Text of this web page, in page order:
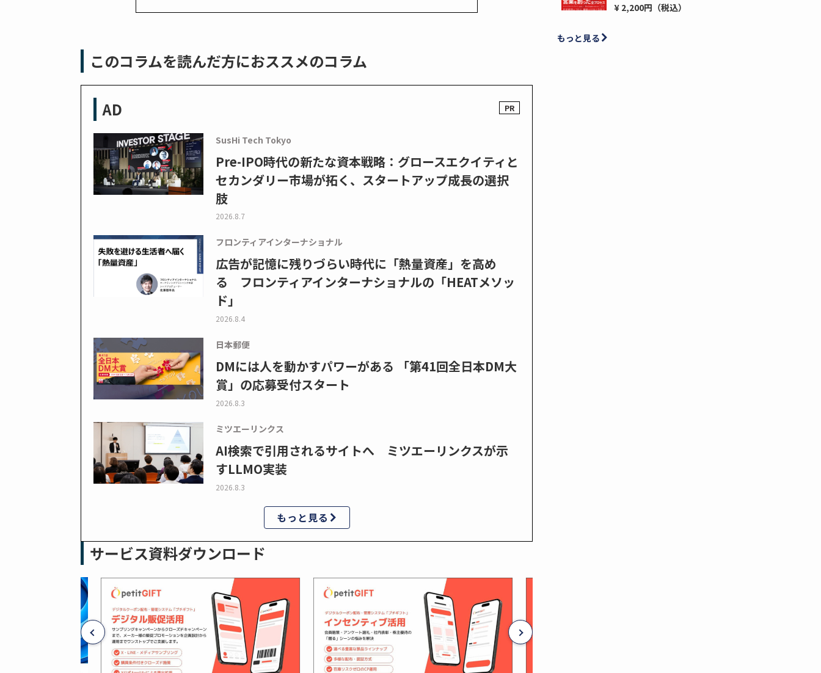
このコラムを読んだ方におススメのコラム
AD
SusHi Tech Tokyo
Pre-IPO時代の新たな資本戦略：グロースエクイティと
セカンダリー市場が拓く、スタートアップ成長の選択
肢
2026.8.7
フロンティアインターナショナル
広告が記憶に残りづらい時代に「熱量資産」を高め
る フロンティアインターナショナルの「HEATメソッ
ド」
2026.8.4
日本郵便
DMには人を動かすパワーがある 「第41回全日本DM大
賞」の応募受付スタート
2026.8.3
ミツエーリンクス
AI検索で引用されるサイトへ ミツエーリンクスが示
すLLMO実装
2026.8.3
もっと見る
サービス資料ダウンロード
¥ 2,200円（税込）
もっと見る